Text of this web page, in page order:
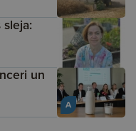
A
un